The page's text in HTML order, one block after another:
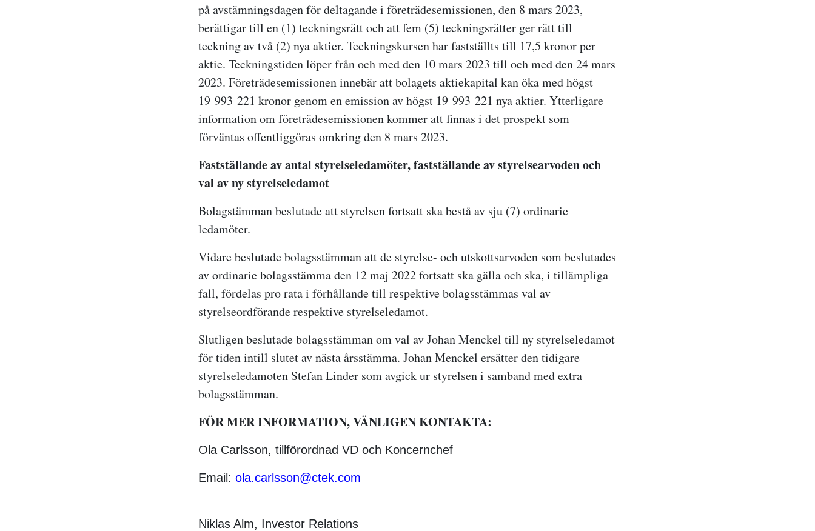
på avstämningsdagen för deltagande i företrädesemissionen, den 8 mars 2023,
berättigar till en (1) teckningsrätt och att fem (5) teckningsrätter ger rätt till
teckning av två (2) nya aktier. Teckningskursen har fastställts till 17,5 kronor per
aktie. Teckningstiden löper från och med den 10 mars 2023 till och med den 24 mars
2023. Företrädesemissionen innebär att bolagets aktiekapital kan öka med högst
19 993 221 kronor genom en emission av högst 19 993 221 nya aktier. Ytterligare
information om företrädesemissionen kommer att finnas i det prospekt som
förväntas offentliggöras omkring den 8 mars 2023.
Fastställande av antal styrelseledamöter, fastställande av styrelsearvoden och
val av ny styrelseledamot
Bolagstämman beslutade att styrelsen fortsatt ska bestå av sju (7) ordinarie
ledamöter.
Vidare beslutade bolagsstämman att de styrelse- och utskottsarvoden som beslutades
av ordinarie bolagsstämma den 12 maj 2022 fortsatt ska gälla och ska, i tillämpliga
fall, fördelas pro rata i förhållande till respektive bolagsstämmas val av
styrelseordförande respektive styrelseledamot.
Slutligen beslutade bolagsstämman om val av Johan Menckel till ny styrelseledamot
för tiden intill slutet av nästa årsstämma. Johan Menckel ersätter den tidigare
styrelseledamoten Stefan Linder som avgick ur styrelsen i samband med extra
bolagsstämman.
FÖR MER INFORMATION, VÄNLIGEN KONTAKTA:
Ola Carlsson, tillförordnad VD och Koncernchef
Email: ola.carlsson@ctek.com
Niklas Alm, Investor Relations